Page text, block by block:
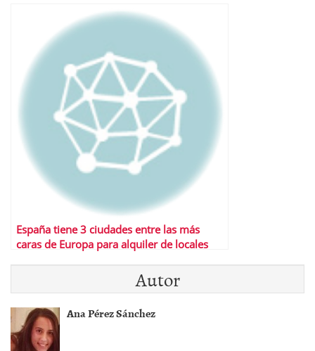
España tiene 3 ciudades entre las más
caras de Europa para alquiler de locales
Autor
Ana Pérez Sánchez